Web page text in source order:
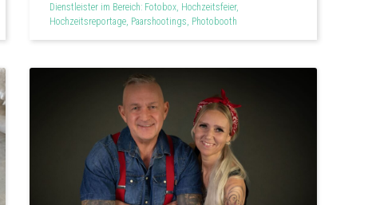
Dienstleister im Bereich: Fotobox, Hochzeitsfeier,
Hochzeitsreportage, Paarshootings, Photobooth